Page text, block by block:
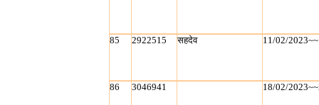
85 2922515 सहदेव 11/02/
86 3046941 18/02/